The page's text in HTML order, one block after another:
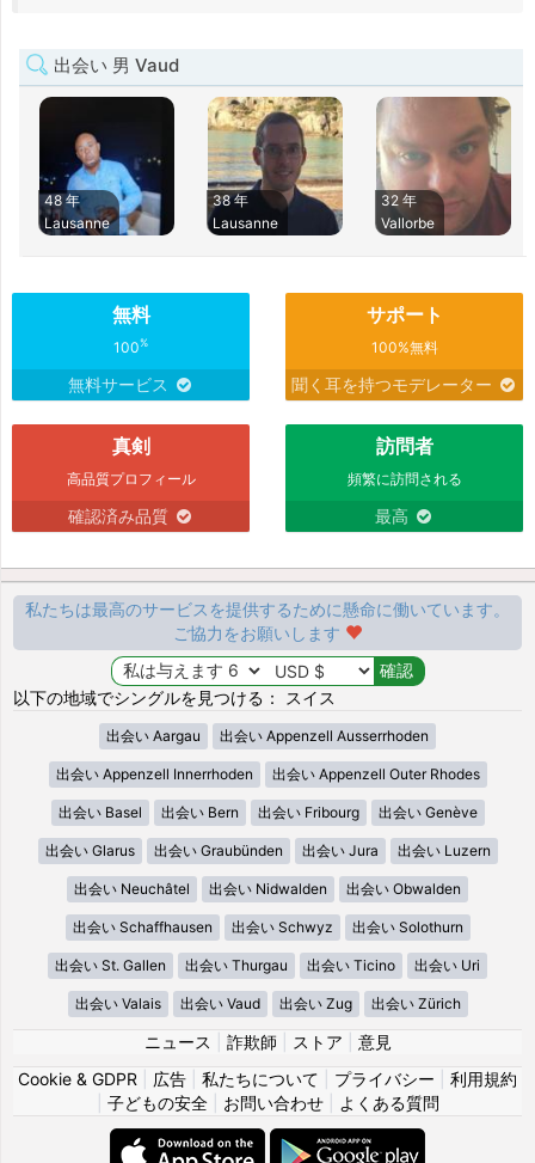
出会い 男 Vaud
48 年
Lausanne
38 年
Lausanne
32 年
Vallorbe
無料
100%
無料サービス
サポート
100%無料
聞く耳を持つモデレーター
真剣
高品質プロフィール
確認済み品質
訪問者
頻繁に訪問される
最高
私たちは最高のサービスを提供するために懸命に働いています。
ご協力をお願いします
以下の地域でシングルを見つける： スイス
出会い Aargau 出会い Appenzell Ausserrhoden
出会い Appenzell Innerrhoden 出会い Appenzell Outer Rhodes
出会い Basel 出会い Bern 出会い Fribourg 出会い Genève
出会い Glarus 出会い Graubünden 出会い Jura 出会い Luzern
出会い Neuchâtel 出会い Nidwalden 出会い Obwalden
出会い Schaffhausen 出会い Schwyz 出会い Solothurn
出会い St. Gallen 出会い Thurgau 出会い Ticino 出会い Uri
出会い Valais 出会い Vaud 出会い Zug 出会い Zürich
ニュース 詐欺師 ストア
意見
Cookie & GDPR
広告 私たちについて プライバシー
利用規約
子どもの安全| お問い合わせ| よくある質問